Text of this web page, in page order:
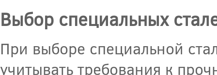
Выбор специальных
При выборе специальной
учитывать требования к